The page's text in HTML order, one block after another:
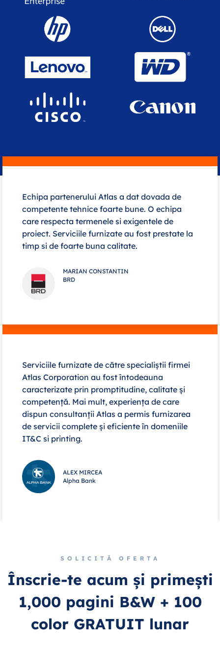
MARIAN CONSTANTIN
BRD
Echipa partenerului Atlas a dat dovada de
competente tehnice foarte bune. O echipa
care respecta termenele si exigentele de
proiect. Serviciile furnizate au fost prestate la
timp si de foarte buna calitate.
ALEX MIRCEA
Alpha Bank
Serviciile furnizate de către specialiștii firmei
Atlas Corporation au fost întodeauna
caracterizate prin promptitudine, calitate și
competență. Mai mult, experiența de care
dispun consultanții Atlas a permis furnizarea
de servicii complete și eficiente în domeniile
IT&C si printing.
SOLICITĂ OFERTA
Înscrie-te acum și primești
1,000 pagini B&W + 100
color GRATUIT lunar